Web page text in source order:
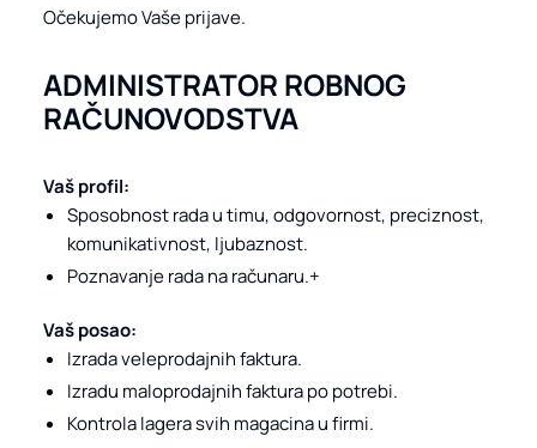
Očekujemo Vaše prijave.
ADMINISTRATOR ROBNOG
RAČUNOVODSTVA
Vaš profil:
Sposobnost rada u timu, odgovornost, preciznost,
komunikativnost, ljubaznost.
Poznavanje rada na računaru.+
Vaš posao:
Izrada veleprodajnih faktura.
Izradu maloprodajnih faktura po potrebi.
Kontrola lagera svih magacina u firmi.